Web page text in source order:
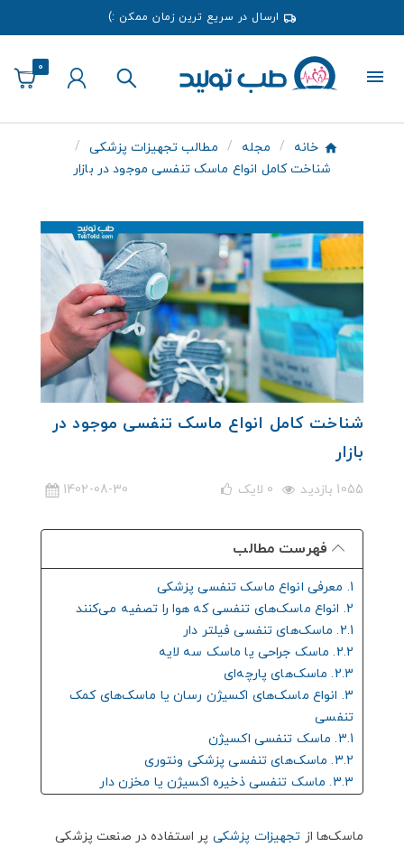
ارسال در سریع ترین زمان ممکن :)
0
خانه مجله
مطالب تجهیزات پزشکی
شناخت کامل انواع ماسک تنفسی موجود در بازار
شناخت کامل انواع ماسک تنفسی موجود در
بازار
1055 بازدید 0 لایک 1402-08-30
فهرست مطالب
1. معرفی انواع ماسک تنفسی پزشکی
2. انواع ماسک‌های تنفسی که هوا را تصفیه می‌کنند
2.1. ماسک‌های تنفسی فیلتر دار
2.2. ماسک جراحی یا ماسک سه لایه
2.3. ماسک‌های پارچه‌ای
3. انواع ماسک‌های اکسیژن رسان یا ماسک‌های کمک
تنفسی
3.1. ماسک تنفسی اکسیژن
3.2. ماسک‌های تنفسی پزشکی ونتوری
3.3. ماسک تنفسی ذخیره اکسیژن یا مخزن دار
ماسک‌ها از تجهیزات پزشکی پر استفاده در صنعت پزشکی